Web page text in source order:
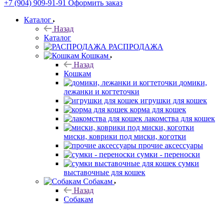
+7 (904) 909-91-91 Оформить заказ
Каталог
Назад
Каталог
РАСПРОДАЖА
Кошкам
Назад
Кошкам
домики,
лежанки и когтеточки
игрушки для кошек
корма для кошек
лакомства для кошек
миски, коврики под миски, коготки
прочие аксессуары
сумки - переноски
сумки
выставочные для кошек
Собакам
Назад
Собакам